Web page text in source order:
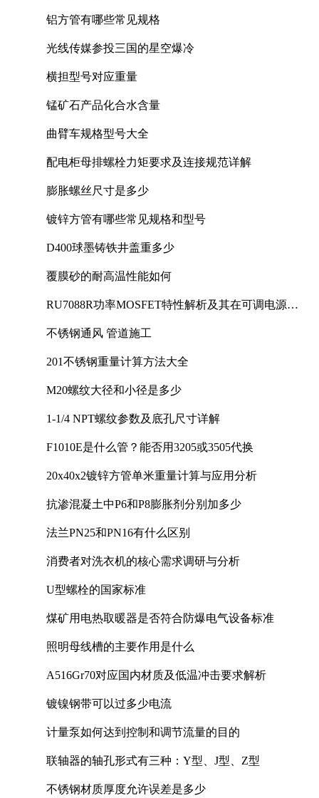
铝方管有哪些常见规格
光线传媒参投三国的星空爆冷
横担型号对应重量
锰矿石产品化合水含量
曲臂车规格型号大全
配电柜母排螺栓力矩要求及连接规范详解
膨胀螺丝尺寸是多少
镀锌方管有哪些常见规格和型号
D400球墨铸铁井盖重多少
覆膜砂的耐高温性能如何
RU7088R功率MOSFET特性解析及其在可调电源设
不锈钢通风 管道施工
201不锈钢重量计算方法大全
M20螺纹大径和小径是多少
1-1/4 NPT螺纹参数及底孔尺寸详解
F1010E是什么管？能否用3205或3505代换
20x40x2镀锌方管单米重量计算与应用分析
抗渗混凝土中P6和P8膨胀剂分别加多少
法兰PN25和PN16有什么区别
消费者对洗衣机的核心需求调研与分析
U型螺栓的国家标准
煤矿用电热取暖器是否符合防爆电气设备标准
照明母线槽的主要作用是什么
A516Gr70对应国内材质及低温冲击要求解析
镀镍钢带可以过多少电流
计量泵如何达到控制和调节流量的目的
联轴器的轴孔形式有三种：Y型、J型、Z型
不锈钢材质厚度允许误差是多少